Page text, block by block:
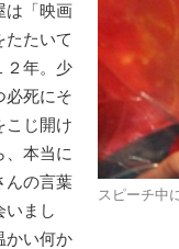
スピーチ中
「映画
たたいて
２年。少
必死にそ
こじ開け
、本当に
んの言葉
いまし
かい何か